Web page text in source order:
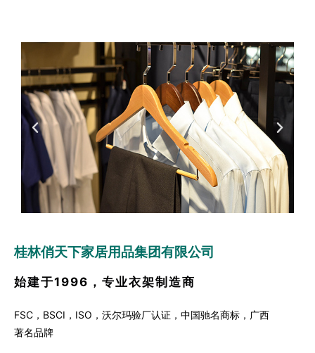
桂林俏天下家居用品集团有限公司
始建于1996，专业衣架制造商
FSC，BSCI，ISO，沃尔玛验厂认证，中国驰名商标，广西
著名品牌